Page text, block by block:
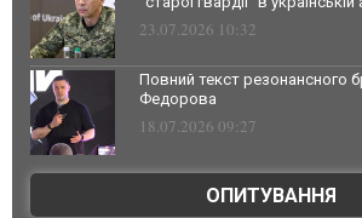
23.07.2026 10:32
Повний текст резонансного
Федорова
18.07.2026 09:27
ОПИТУВАННЯ